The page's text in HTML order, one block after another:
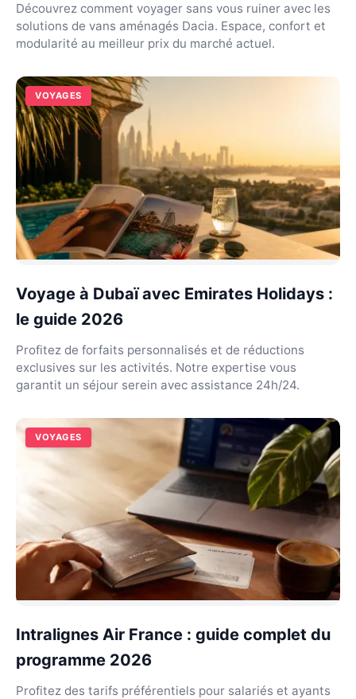
Découvrez comment voyager sans vous ruiner avec les
solutions de vans aménagés Dacia. Espace, confort et
modularité au meilleur prix du marché actuel.
VOYAGES
Voyage à Dubaï avec Emirates Holidays :
le guide 2026
Profitez de forfaits personnalisés et de réductions
exclusives sur les activités. Notre expertise vous
garantit un séjour serein avec assistance 24h/24.
VOYAGES
Intralignes Air France : guide complet du
programme 2026
Profitez des tarifs préférentiels pour salariés et ayants